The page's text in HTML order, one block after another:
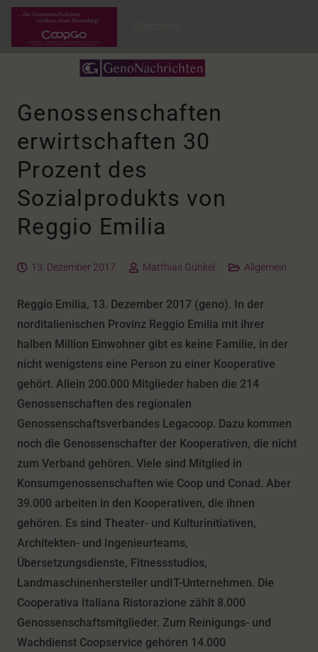
Genossenschaften
erwirtschaften 30
Prozent des
Sozialprodukts von
Reggio Emilia
13. Dezember 2017 Matthias Günkel Allgemein
Reggio Emilia, 13. Dezember 2017 (geno). In der
norditalienischen Provinz Reggio Emilia mit ihrer
halben Million Einwohner gibt es keine Familie, in der
nicht wenigstens eine Person zu einer Kooperative
gehört. Allein 200.000 Mitglieder haben die 214
Genossenschaften des regionalen
Genossenschaftsverbandes Legacoop. Dazu kommen
noch die Genossenschafter der Kooperativen, die nicht
zum Verband gehören. Viele sind Mitglied in
Konsumgenossenschaften wie Coop und Conad. Aber
39.000 arbeiten in den Kooperativen, die ihnen
gehören. Es sind Theater- und Kulturinitiativen,
Architekten- und Ingenieurteams,
Übersetzungsdienste, Fitnessstudios,
Landmaschinenhersteller undIT-Unternehmen. Die
Cooperativa Italiana Ristorazione zählt 8.000
Genossenschaftsmitglieder. Zum Reinigungs- und
Wachdienst Coopservice gehören 14.000